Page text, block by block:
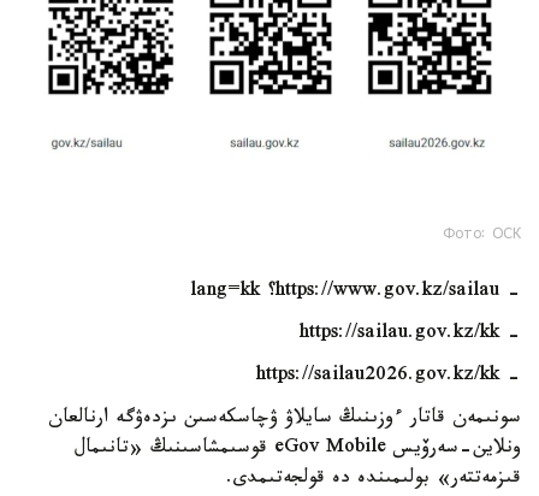
Фото: ОСК
- https://www.gov.kz/sailau؟ lang=kk
- https://sailau.gov.kz/kk
- https://sailau2026.gov.kz/kk
سونىمەن قاتار ءوزىنىڭ سايلاۋ ۋچاسكەسىن ىزدەۋگە ارنالعان
ونلاين-سەرۆيس eGov Mobile قوسىمشاسىنىڭ «تانىمال
قىزمەتتەر» بولىمىندە دە قولجەتىمدى.